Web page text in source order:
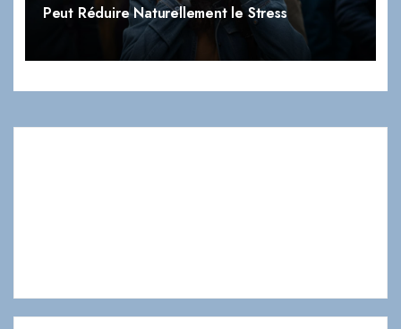
Peut Réduire Naturellement le Stress
Tessier,hypnothérapeute à Paris 7. Découvrez des